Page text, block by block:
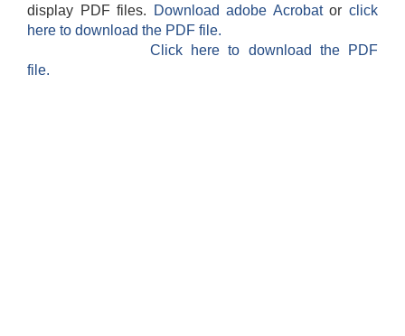
display PDF files.
Download adobe Acrobatorclick
here to download the PDF file.
Click here to download the PDF
file.